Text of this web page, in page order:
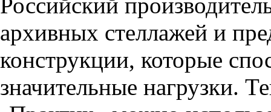
архивных стеллажей и
конструкции, которые
значительные нагрузки.